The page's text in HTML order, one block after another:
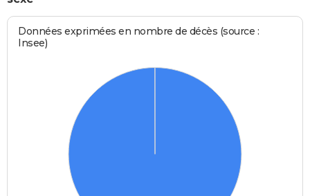
Données exprimées en nombre de décès (source :
Insee)